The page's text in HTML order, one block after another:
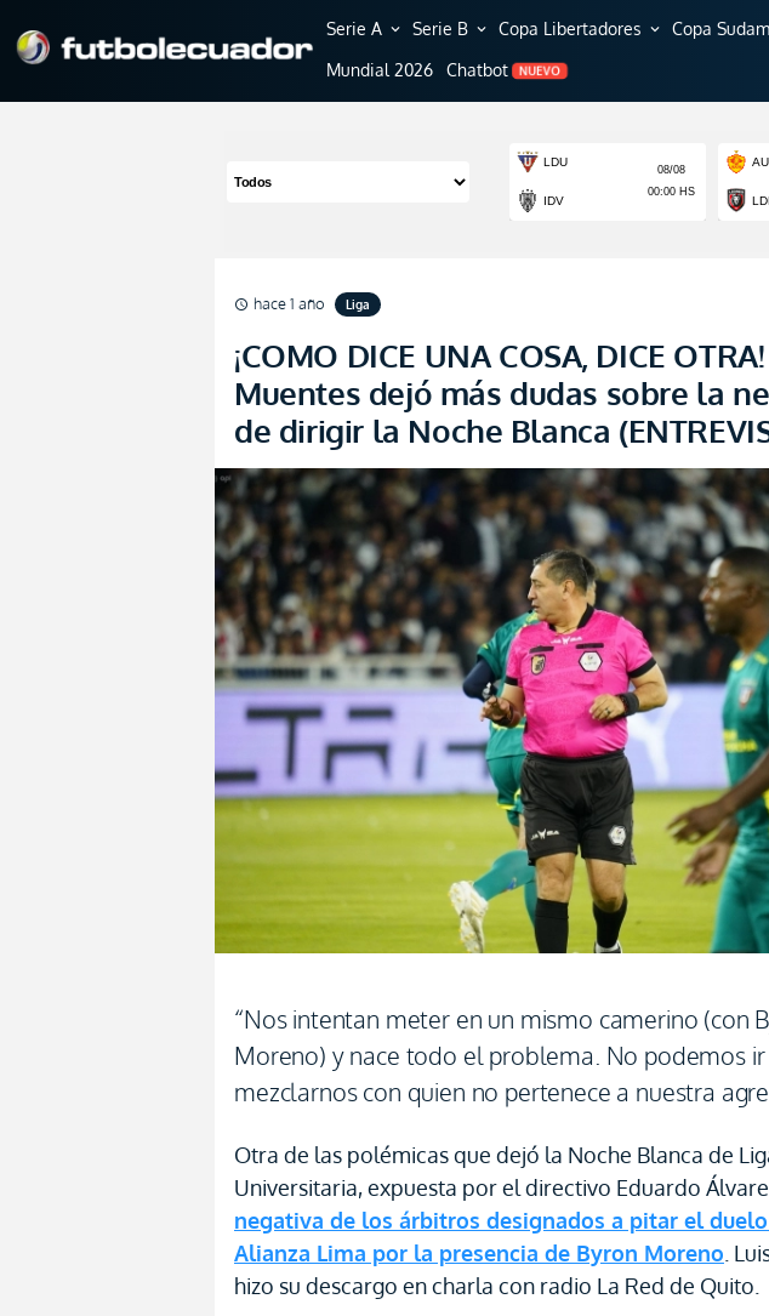
Serie A expand_more Serie B expand_more Copa Libertadores expand_more Copa
Mundial 2026 Chatbot NUEVO
schedule hace 1 año Liga
¡COMO DICE UNA COSA, DICE
Muentes dejó más dudas sobre la
de dirigir la Noche Blanca
“Nos intentan meter en un mismo camerino (con
Moreno) y nace todo el problema. No podemos ir
mezclarnos con quien no pertenece a nuestra
Otra de las polémicas que dejó la Noche Blanca de
Universitaria, expuesta por el directivo Eduardo
negativa de los árbitros designados a pitar el
Alianza Lima por la presencia de Byron Moreno .
hizo su descargo en charla con radio La Red de Quito.